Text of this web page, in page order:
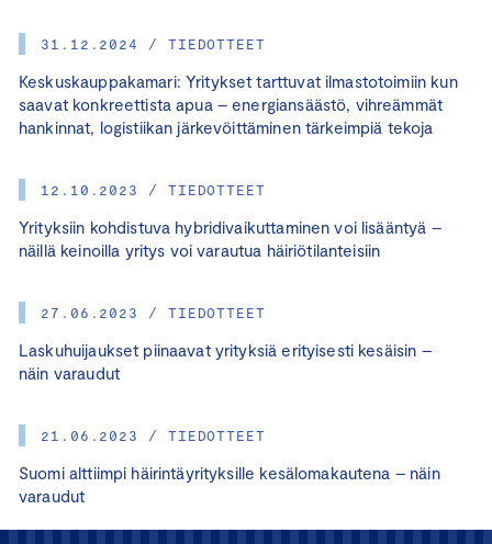
31.12.2024 / TIEDOTTEET
Keskuskauppakamari: Yritykset tarttuvat ilmastotoimiin kun
saavat konkreettista apua – energiansäästö, vihreämmät
hankinnat, logistiikan järkevöittäminen tärkeimpiä tekoja
12.10.2023 / TIEDOTTEET
Yrityksiin kohdistuva hybridivaikuttaminen voi lisääntyä –
näillä keinoilla yritys voi varautua häiriötilanteisiin
27.06.2023 / TIEDOTTEET
Laskuhuijaukset piinaavat yrityksiä erityisesti kesäisin –
näin varaudut
21.06.2023 / TIEDOTTEET
Suomi alttiimpi häirintäyrityksille kesälomakautena – näin
varaudut